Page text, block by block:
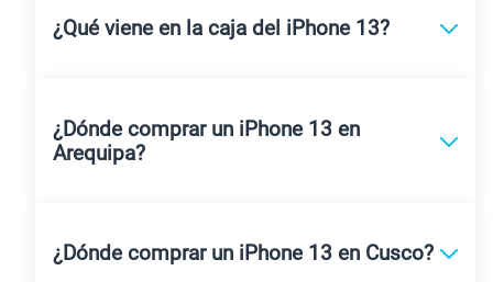
¿Qué viene en la caja del iPhone 13?
¿Dónde comprar un iPhone 13 en
Arequipa?
¿Dónde comprar un iPhone 13 en Cusco?